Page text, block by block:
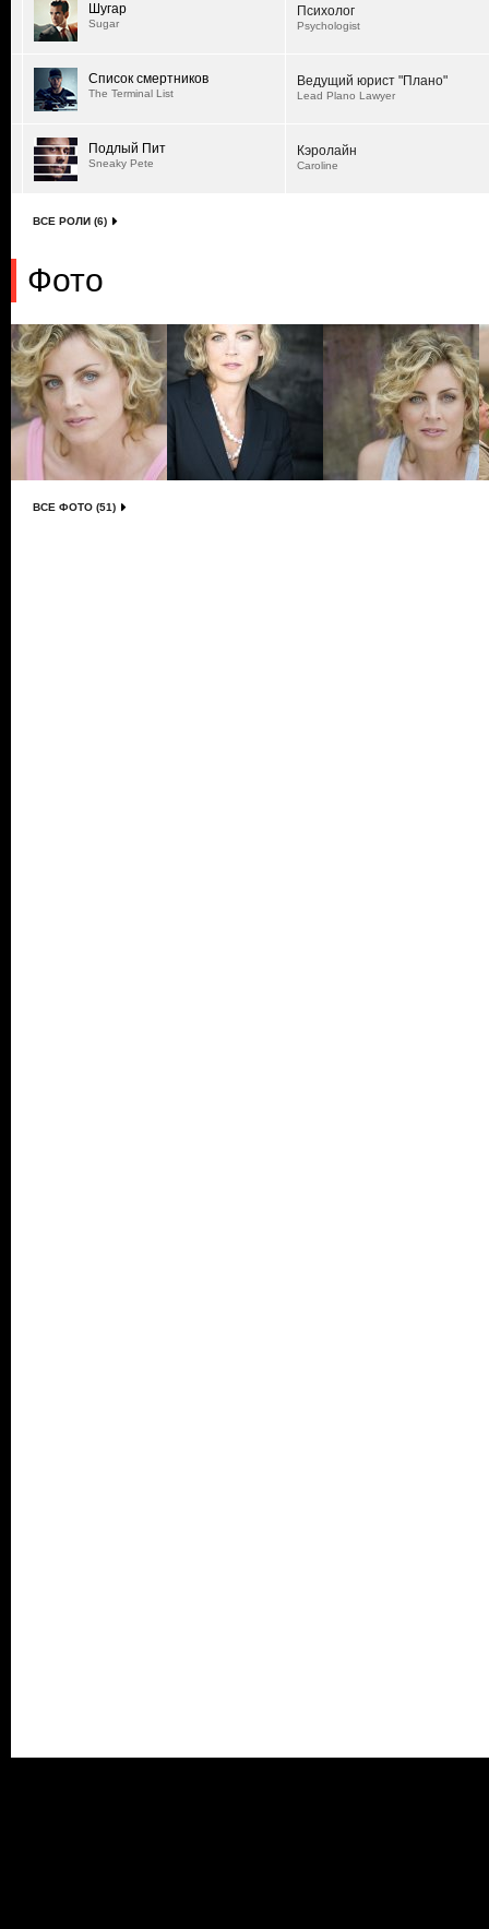
Шугар
Sugar
Психолог
Psychologist
Список смертников
The Terminal List
Ведущий юрист "Плано"
Lead Plano Lawyer
Подлый Пит
Sneaky Pete
Кэролайн
Caroline
ВСЕ РОЛИ (6)
Фото
ВСЕ ФОТО (51)